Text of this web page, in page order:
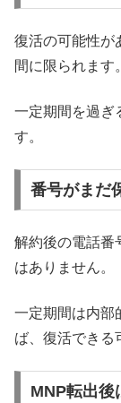
復活の可能性が
間に限られます。
一定期間を過ぎ
す。
番号がまだ
解約後の電話番
はありません。
一定期間は内部
ば、復活できる
MNP転出後